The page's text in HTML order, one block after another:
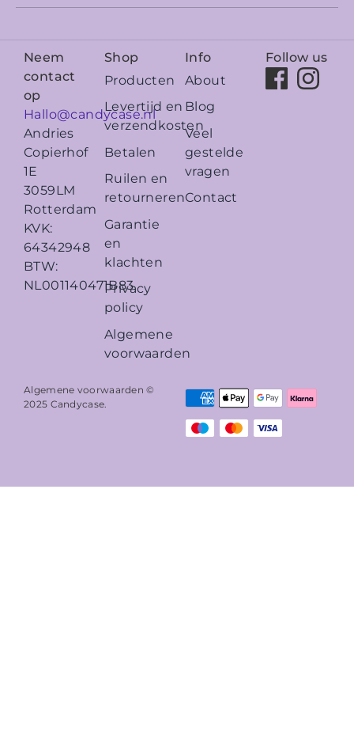
Neem
contact
op
Hallo@candycase.nl
Andries
Copierhof
1E
3059LM
Rotterdam
KVK:
64342948
BTW:
NL001140471B83
Shop
Producten
Levertijd en
verzendkosten
Betalen
Ruilen en
retourneren
Garantie
en
klachten
Privacy
policy
Algemene
voorwaarden
Info
About
Blog
Veel
gestelde
vragen
Contact
Follow us
Algemene voorwaarden ©
2025 Candycase